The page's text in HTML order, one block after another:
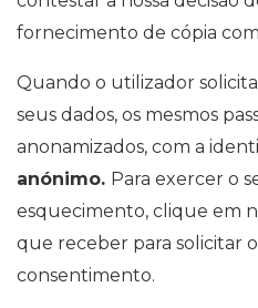
fornecimento de cópia com
Quando o utilizador
seus dados, os mesmos
anonamizados, com a
anónimo. Para exercer o
esquecimento, clique em
que receber para solicitar o
consentimento.